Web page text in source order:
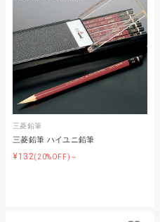
三菱鉛筆
三菱鉛筆 ハイユニ鉛筆
¥132(20%OFF)～